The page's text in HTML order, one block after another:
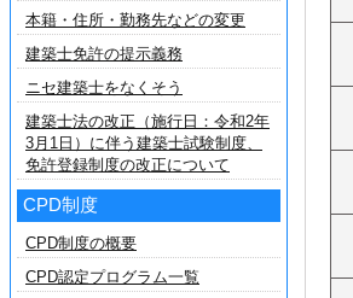
本籍・住所・勤務先などの変更
建築士免許の提示義務
ニセ建築士をなくそう
建築士法の改正（施行日：令和2年
3月1日）に伴う建築士試験制度、
免許登録制度の改正について
CPD制度
CPD制度の概要
CPD認定プログラム一覧